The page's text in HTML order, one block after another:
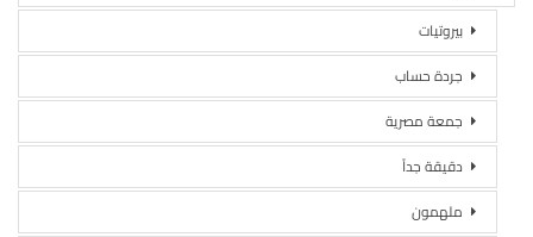
بيروتيات
جردة حساب
جمعة مصرية
دقيقة جداً
ملهمون